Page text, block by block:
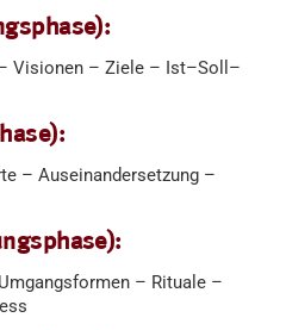
Visionen – Ziele – Ist–Soll–
– Auseinandersetzung –
– Rituale –